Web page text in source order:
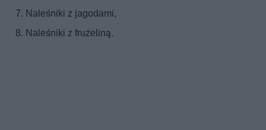
Naleśniki z jagodami,
Naleśniki z frużeliną.